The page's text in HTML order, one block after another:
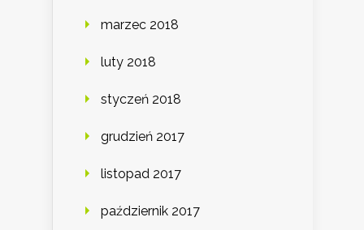
marzec 2018
luty 2018
styczeń 2018
grudzień 2017
listopad 2017
październik 2017